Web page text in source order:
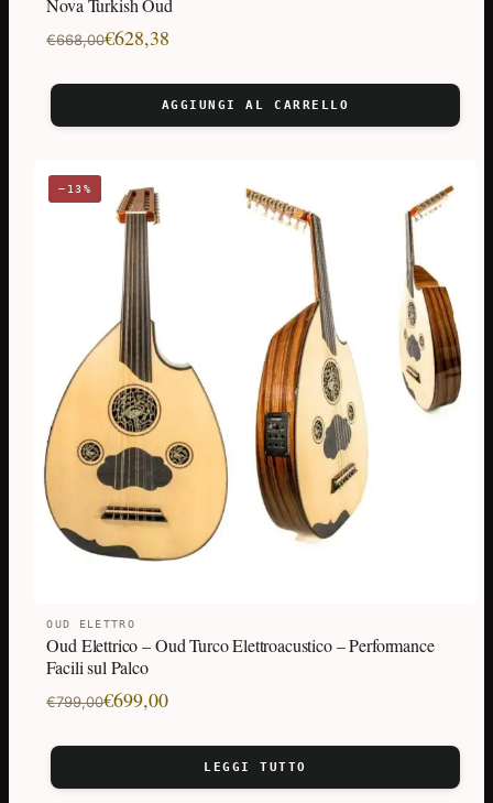
€668,00
Il
originale
era:
€628,38
Il
attuale
è:
AGGIUNGI AL CARRELLO
−13%
OUD ELETTRO
Oud Elettrico – Oud Turco Elettroacustico – Performance
Facili sul Palco
€799,00
Il
originale
era:
€699,00
Il
attuale
è:
LEGGI TUTTO